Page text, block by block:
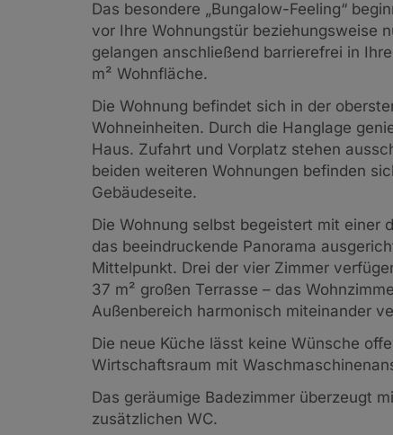
Das besondere „Bungalow-Feeling“
vor Ihre Wohnungstür beziehungsweise
gelangen anschließend barrierefrei in
m² Wohnfläche.
Die Wohnung befindet sich in der
Wohneinheiten. Durch die Hanglage
Haus. Zufahrt und Vorplatz stehen
beiden weiteren Wohnungen befinden
Gebäudeseite.
Die Wohnung selbst begeistert mit einer
das beeindruckende Panorama
Mittelpunkt. Drei der vier Zimmer
37 m² großen Terrasse – das
Außenbereich harmonisch miteinander
Die neue Küche lässt keine Wünsche
Wirtschaftsraum mit
Das geräumige Badezimmer überzeugt
zusätzlichen WC.